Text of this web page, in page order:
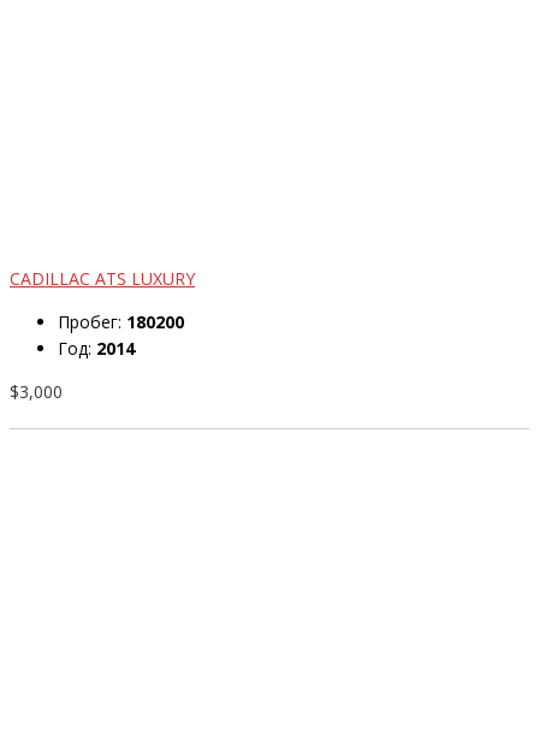
CADILLAC ATS LUXURY
Пробег: 180200
Год: 2014
$3,000